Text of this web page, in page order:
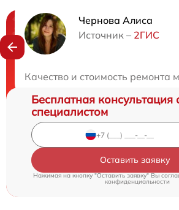
Чернова Алиса
Источник – 2ГИС
Качество и стоимость
Нужна
Бесплатная консультация
специалистом
Оставить заявку
Нажимая на кнопку "Оставить заявку" Вы
конфиденциальности